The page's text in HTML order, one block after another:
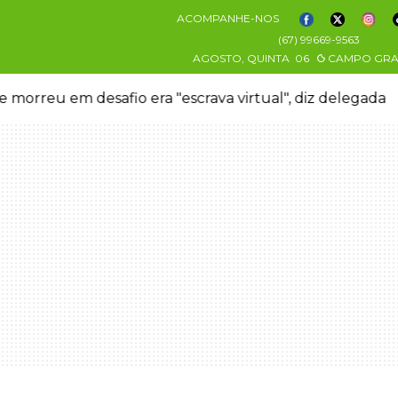
ACOMPANHE-NOS
(67) 99669-9563
AGOSTO, QUINTA 06 CAMPO
morreu em desafio era "escrava virtual", diz delegada